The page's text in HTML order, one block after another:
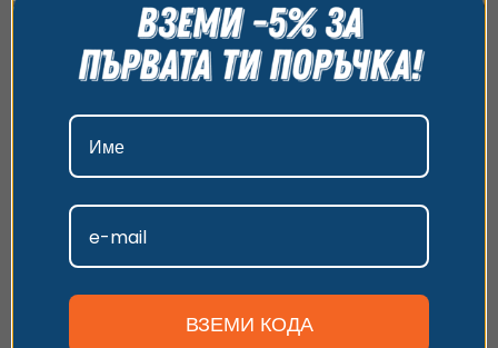
Купи ваучер
2.
Идеално за подарък или ако искаш да заявиш
Виж опциите
всички бисквитки, да откажете всички или да
изберете предпочитания. За повече информация
относно начина, по който обработваме вашите
данни, моля, посетете нашата страница за
поверителност.
Приемам
ВЗЕМИ КОДА